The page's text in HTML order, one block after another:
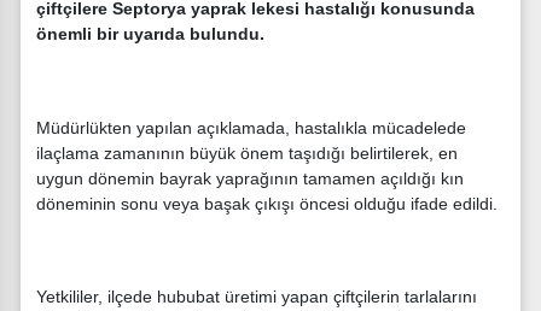
çiftçilere Septorya yaprak lekesi hastalığı konusunda
önemli bir uyarıda bulundu.
Müdürlükten yapılan açıklamada, hastalıkla mücadelede
ilaçlama zamanının büyük önem taşıdığı belirtilerek, en
uygun dönemin bayrak yaprağının tamamen açıldığı kın
döneminin sonu veya başak çıkışı öncesi olduğu ifade edildi.
Yetkililer, ilçede hububat üretimi yapan çiftçilerin tarlalarını